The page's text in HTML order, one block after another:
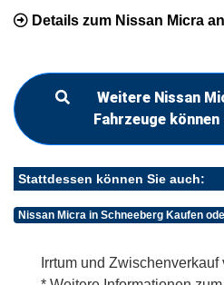
Details zum Nissan Micra
Weitere Nissan
Fahrzeuge
Stattdessen können Sie auch:
Nissan Micra in Schneeberg Kaufen
Irrtum und Zwischenverkauf